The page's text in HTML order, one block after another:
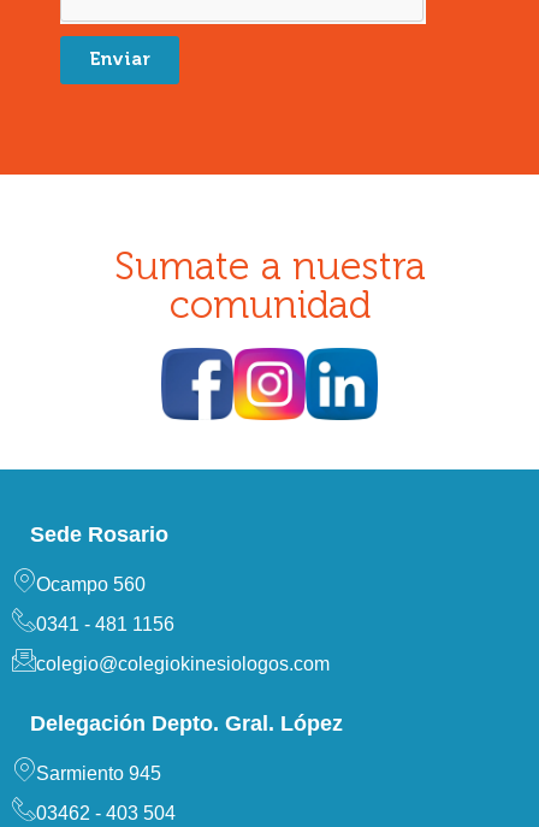
Enviar
Sumate a nuestra
comunidad
Sede Rosario
Ocampo 560
0341 - 481 1156
colegio@colegiokinesiologos.com
Delegación Depto. Gral. López
Sarmiento 945
03462 - 403 504